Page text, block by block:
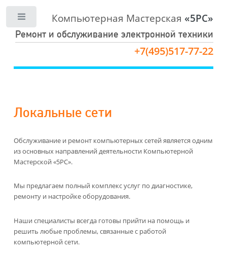
Компьютерная Мастерская «5PC»
Ремонт и обслуживание электронной техники
+7(495)517-77-22
Локальные сети
Обслуживание и ремонт компьютерных сетей является одним
из основных направлений деятельности Компьютерной
Мастерской «5PC».
Мы предлагаем полный комплекс услуг по диагностике,
ремонту и настройке оборудования.
Наши специалисты всегда готовы прийти на помощь и
решить любые проблемы, связанные с работой
компьютерной сети.
Toggle